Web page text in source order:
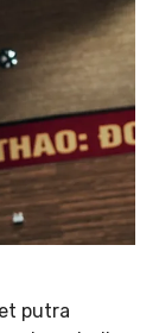
putra